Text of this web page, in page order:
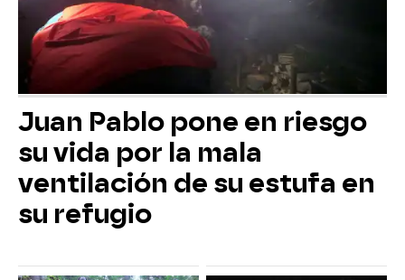
Juan Pablo pone en riesgo
su vida por la mala
ventilación de su estufa en
su refugio